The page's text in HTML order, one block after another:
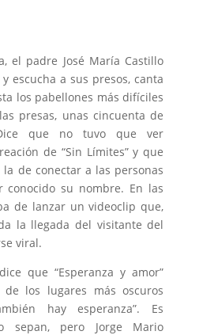
el padre José María Castillo
escucha a sus presos, canta
los pabellones más difíciles
presas, unas cincuenta de
que no tuvo que ver
de “Sin Límites” y que
de conectar a las personas
su nombre. En las
de lanzar un videoclip que,
la llegada del visitante del
viral.
que “Esperanza y amor”
los lugares más oscuros
hay esperanza”. Es
sepan, pero Jorge Mario